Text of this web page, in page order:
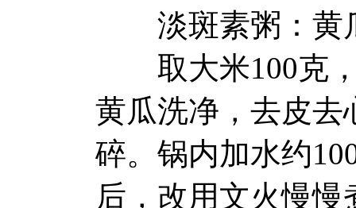
淡斑素粥：黄
取大米100克，
黄瓜洗净，去皮去
碎。锅内加水约
后，改用文火慢